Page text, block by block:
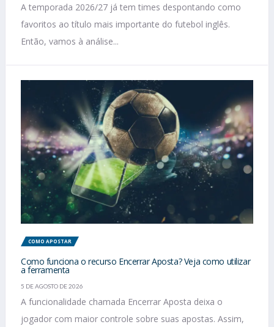
A temporada 2026/27 já tem times despontando como
favoritos ao título mais importante do futebol inglês.
Então, vamos à análise...
COMO APOSTAR
Como funciona o recurso Encerrar Aposta? Veja como utilizar
a ferramenta
5 DE AGOSTO DE 2026
A funcionalidade chamada Encerrar Aposta deixa o
jogador com maior controle sobre suas apostas. Assim,